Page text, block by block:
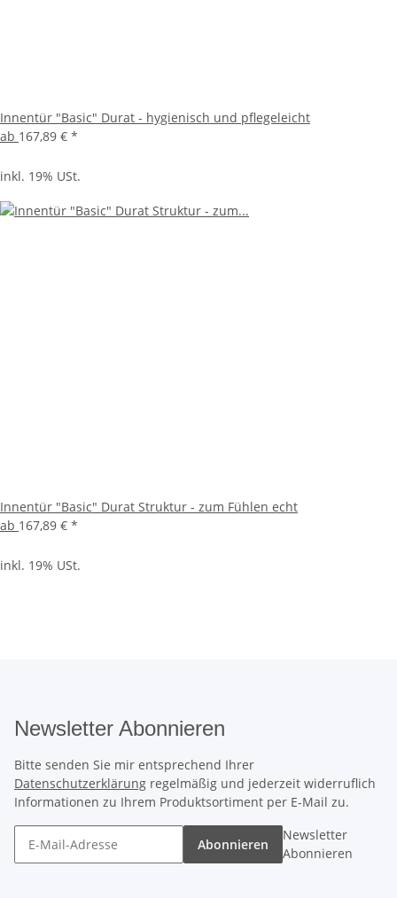
Innentür "Basic" Durat - hygienisch und pflegeleicht
ab 167,89 € *
inkl. 19% USt.
Innentür "Basic" Durat Struktur - zum Fühlen echt
ab 167,89 € *
inkl. 19% USt.
Newsletter Abonnieren
Bitte senden Sie mir entsprechend Ihrer
Datenschutzerklärung regelmäßig und jederzeit widerruflich
Informationen zu Ihrem Produktsortiment per E-Mail zu.
Abonnieren
Newsletter
Abonnieren